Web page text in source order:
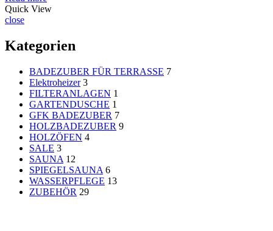
Quick View
close
Kategorien
BADEZUBER FÜR TERRASSE 7
Elektroheizer 3
FILTERANLAGEN 1
GARTENDUSCHE 1
GFK BADEZUBER 7
HOLZBADEZUBER 9
HOLZÖFEN 4
SALE 3
SAUNA 12
SPIEGELSAUNA 6
WASSERPFLEGE 13
ZUBEHÖR 29